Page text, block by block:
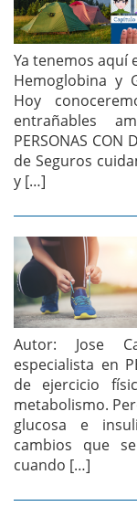
Ya tenemos aquí
Hemoglobina y
Hoy
entrañables
PERSONAS
de Seguros
y […]
Autor: Jose
especialista en
de ejercicio
metabolismo.
glucosa e
cambios que
cuando […]